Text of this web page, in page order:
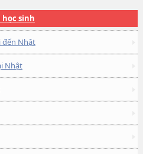
sinh
đến Nhật
Nhật